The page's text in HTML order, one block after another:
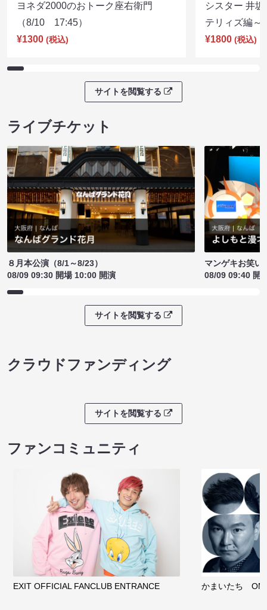
ヨネダ2000のおトーク座右衛門
（8/10 17:45）
¥1300 (税込)
シスター 井
テリィズ編
¥1800 (税込)
サイトを閲覧する
ライブチケット
８月本公演（8/1～8/23）
08/09 09:30 開場 10:00 開演
マンゲキお笑い
08/09 09:40 開
サイトを閲覧する
クラウドファンディング
サイトを閲覧する
ファンコミュニティ
EXIT OFFICIAL FANCLUB ENTRANCE かまいたち